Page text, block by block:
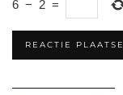
6 − 2 =